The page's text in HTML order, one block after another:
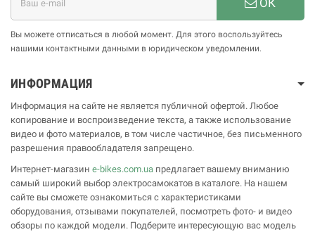
ОК
Вы можете отписаться в любой момент. Для этого воспользуйтесь
нашими контактными данными в юридическом уведомлении.
ИНФОРМАЦИЯ
Информация на сайте не является публичной офертой. Любое
копирование и воспроизведение текста, а также использование
видео и фото материалов, в том числе частичное, без письменного
разрешения правообладателя запрещено.
Интернет-магазин e-bikes.com.ua предлагает вашему вниманию
самый широкий выбор электросамокатов в каталоге. На нашем
сайте вы сможете ознакомиться с характеристиками
оборудования, отзывами покупателей, посмотреть фото- и видео
обзоры по каждой модели. Подберите интересующую вас модель